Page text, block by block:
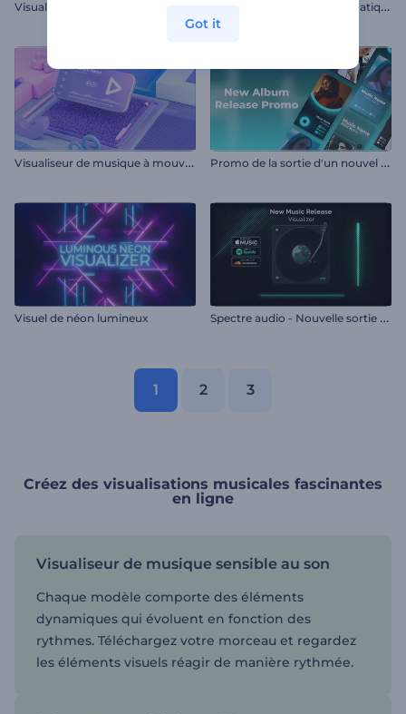
V
isualiseur de musique aquatique
V
isualiseur de musique à mouvement cinétique P
romo de la sortie d'un nouvel album
Visuel de néon lumineux S
pectre audio - Nouvelle sortie musicale
1 2 3
Créez des visualisations musicales fascinantes
en ligne
Visualiseur de musique sensible au son
Chaque modèle comporte des éléments
dynamiques qui évoluent en fonction des
rythmes. Téléchargez votre morceau et regardez
les éléments visuels réagir de manière rythmée.
Got it